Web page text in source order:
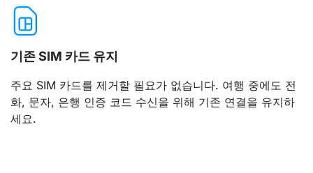
기존 SIM 카드 유지
주요 SIM 카드를 제거할 필요가 없습니다. 여행 중에도 전
화, 문자, 은행 인증 코드 수신을 위해 기존 연결을 유지하
세요.